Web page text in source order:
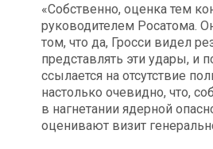
«Собственно, оценка тем
руководителем Росатома.
том, что да, Гросси видел
представлять эти удары, и
ссылается на отсутствие
настолько очевидно, что,
в нагнетании ядерной
оценивают визит